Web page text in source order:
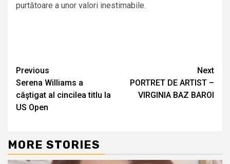
purtătoare a unor valori inestimabile.
Continue
Reading
Previous
Serena Williams a
câştigat al cincilea titlu la
US Open
Next
PORTRET DE ARTIST –
VIRGINIA BAZ BAROI
MORE STORIES